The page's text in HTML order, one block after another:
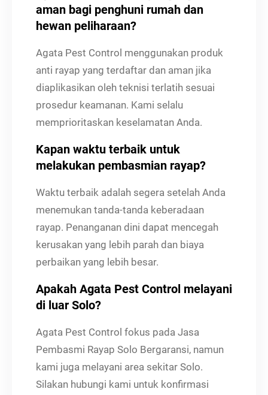
aman bagi penghuni rumah dan
hewan peliharaan?
Agata Pest Control menggunakan produk
anti rayap yang terdaftar dan aman jika
diaplikasikan oleh teknisi terlatih sesuai
prosedur keamanan. Kami selalu
memprioritaskan keselamatan Anda.
Kapan waktu terbaik untuk
melakukan pembasmian rayap?
Waktu terbaik adalah segera setelah Anda
menemukan tanda-tanda keberadaan
rayap. Penanganan dini dapat mencegah
kerusakan yang lebih parah dan biaya
perbaikan yang lebih besar.
Apakah Agata Pest Control melayani
di luar Solo?
Agata Pest Control fokus pada Jasa
Pembasmi Rayap Solo Bergaransi, namun
kami juga melayani area sekitar Solo.
Silakan hubungi kami untuk konfirmasi